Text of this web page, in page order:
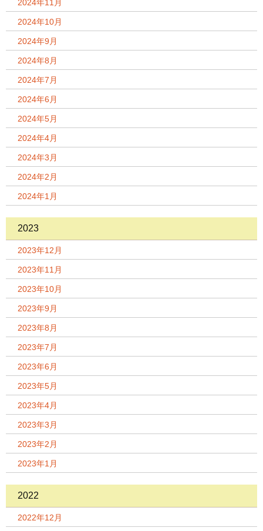
2024年11月
2024年10月
2024年9月
2024年8月
2024年7月
2024年6月
2024年5月
2024年4月
2024年3月
2024年2月
2024年1月
2023
2023年12月
2023年11月
2023年10月
2023年9月
2023年8月
2023年7月
2023年6月
2023年5月
2023年4月
2023年3月
2023年2月
2023年1月
2022
2022年12月